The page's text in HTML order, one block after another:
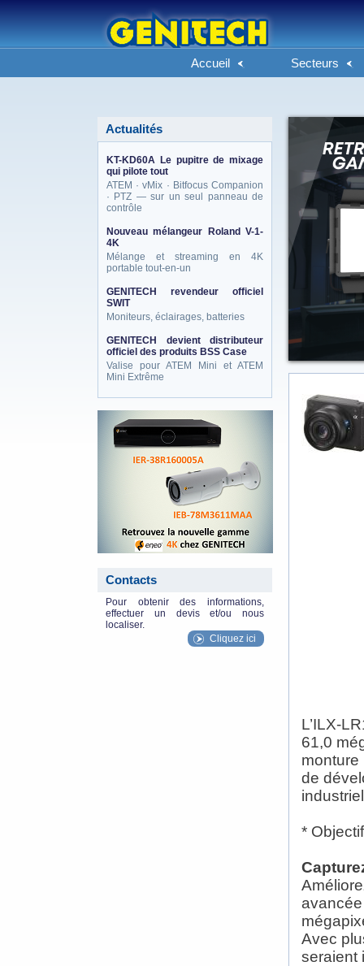
Accueil Secteurs
Actualités
KT-KD60A Le pupitre de mixage
qui pilote tout
ATEM · vMix · Bitfocus Companion
· PTZ — sur un seul panneau de
contrôle
Nouveau mélangeur Roland V-1-
4K
Mélange et streaming en 4K
portable tout-en-un
GENITECH revendeur officiel
SWIT
Moniteurs, éclairages, batteries
GENITECH devient distributeur
officiel des produits BSS Case
Valise pour ATEM Mini et ATEM
Mini Extrême
Contacts
Pour obtenir des informations,
effectuer un devis et/ou nous
localiser.
Cliquez ici
L’ILX-
61,0
monture
de
*
Avec
seraient